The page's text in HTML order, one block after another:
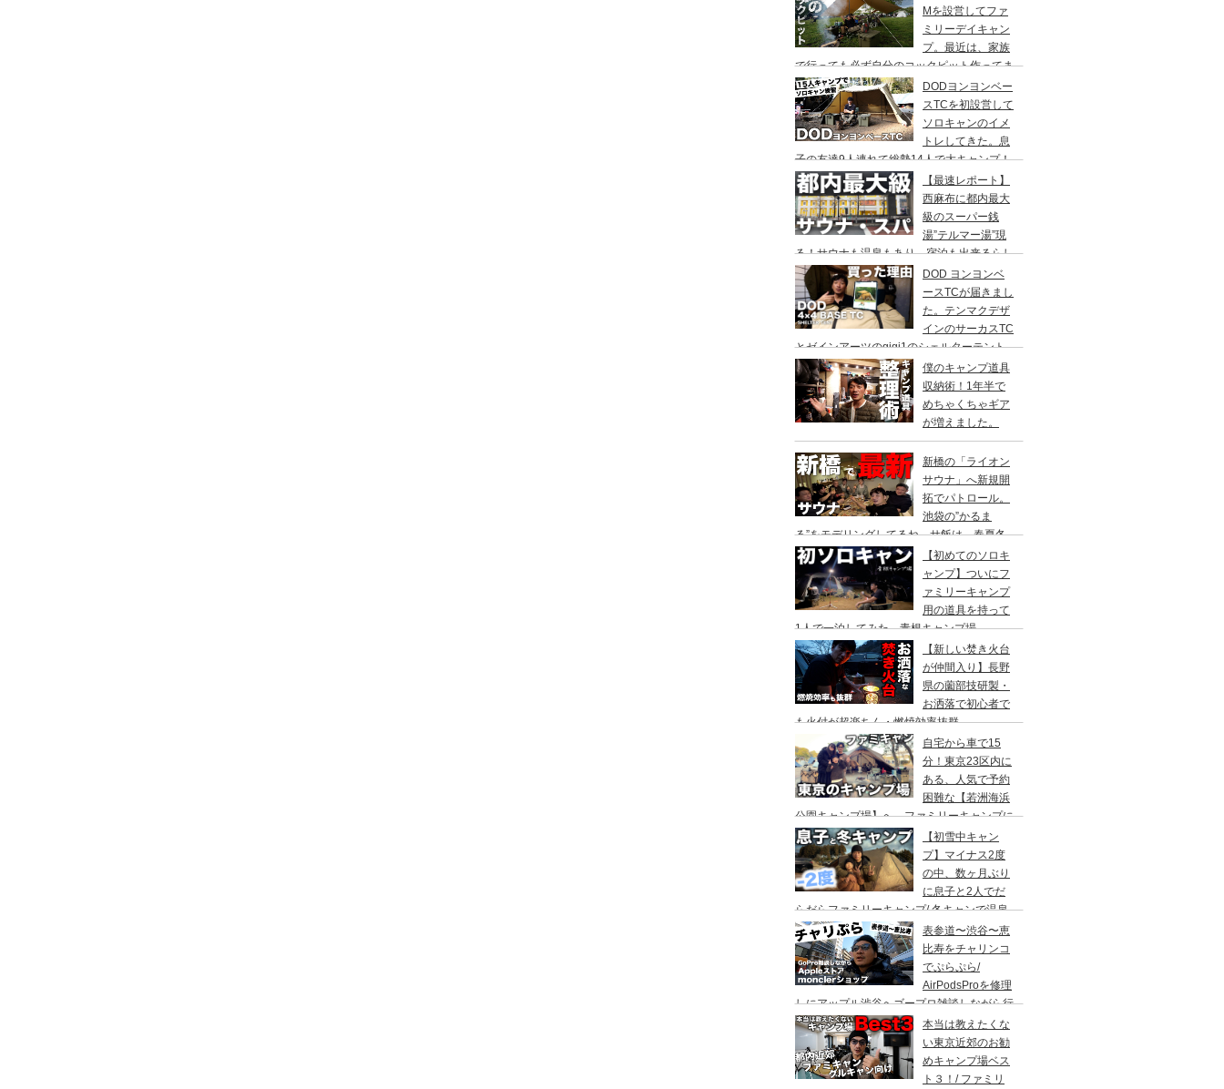
Mを設営してファ
ミリーデイキャン
プ。最近は、家族
で行っても必ず自分のコックピット作ってま
す♪
DODヨンヨンベー
スTCを初設営して
ソロキャンのイメ
トレしてきた。息
子の友達9人連れて総勢14人で大キャンプ！
めちゃくちゃ疲れたぞ。
【最速レポート】
西麻布に都内最大
級のスーパー銭
湯”テルマー湯”現
る！サウナも温泉もあり、宿泊も出来るらし
い♪
DOD ヨンヨンベ
ースTCが届きまし
た。テンマクデザ
インのサーカスTC
とゼインアーツのgigi1のシェルターテント
と比較検討をし、購入に至った理由。
僕のキャンプ道具
収納術！1年半で
めちゃくちゃギア
が増えました。
新橋の「ライオン
サウナ」へ新規開
拓でパトロール。
池袋の”かるま
る”をモデリングしてるね。サ飯は、春夏冬
にて。
【初めてのソロキ
ャンプ】ついにフ
ァミリーキャンプ
用の道具を持って
1人で一泊してみた。青根キャンプ場
【新しい焚き火台
が仲間入り】長野
県の薗部技研製・
お洒落で初心者で
も火付が超楽ちん・燃焼効率抜群
自宅から車で15
分！東京23区内に
ある、人気で予約
困難な【若洲海浜
公園キャンプ場】へ、ファミリーキャンプに
行ってきた。冬キャンプもキャンプギアを上
手に使えば暖かくて楽しい♪
【初雪中キャン
プ】マイナス2度
の中、数ヶ月ぶり
に息子と2人でだ
らだらファミリーキャンプ/ 冬キャンで温泉
入って焚き火して超絶楽しかった。大野路キ
ャンプ場は結構いいかも
表参道〜渋谷〜恵
比寿をチャリンコ
でぷらぷら/
AirPodsProを修理
しにアップル渋谷へゴープロ雑談しながら行
ってきます。モンクレールの新型ショップも
行ってみました。
本当は教えたくな
い東京近郊のお勧
めキャンプ場ベス
ト３！/ ファミリ